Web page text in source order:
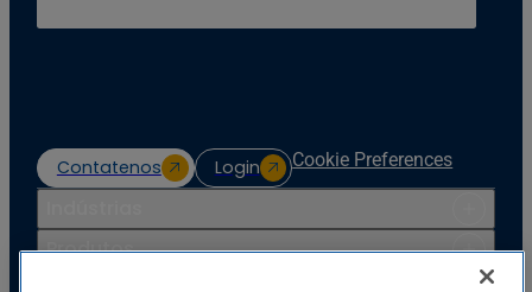
Contatenos Login Cookie Preferences
Produtos